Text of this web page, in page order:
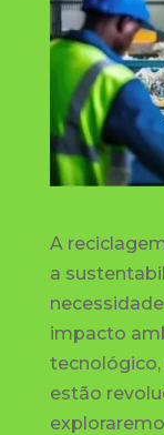
A
a
impacto
tecnológico,
estão